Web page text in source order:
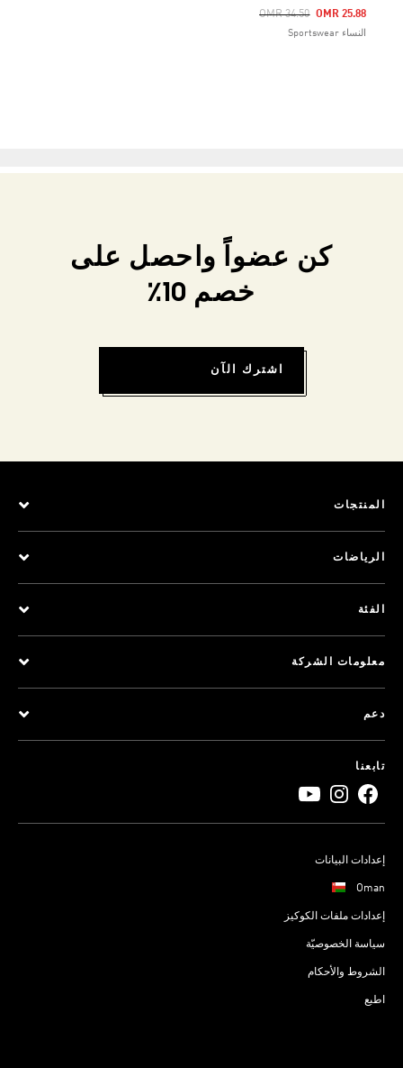
Price Reduced From
OMR 34.50
To OMR 25.88
النساء Sportswear
كن عضواً واحصل على
خصم 10٪
اشترك الآن
المنتجات
الرياضات
الفئة
معلومات الشركة
دعم
تابعنا
إعدادات البيانات
Oman
إعدادات ملفات الكوكيز
سياسة الخصوصيّة
الشروط والأحكام
اطبع